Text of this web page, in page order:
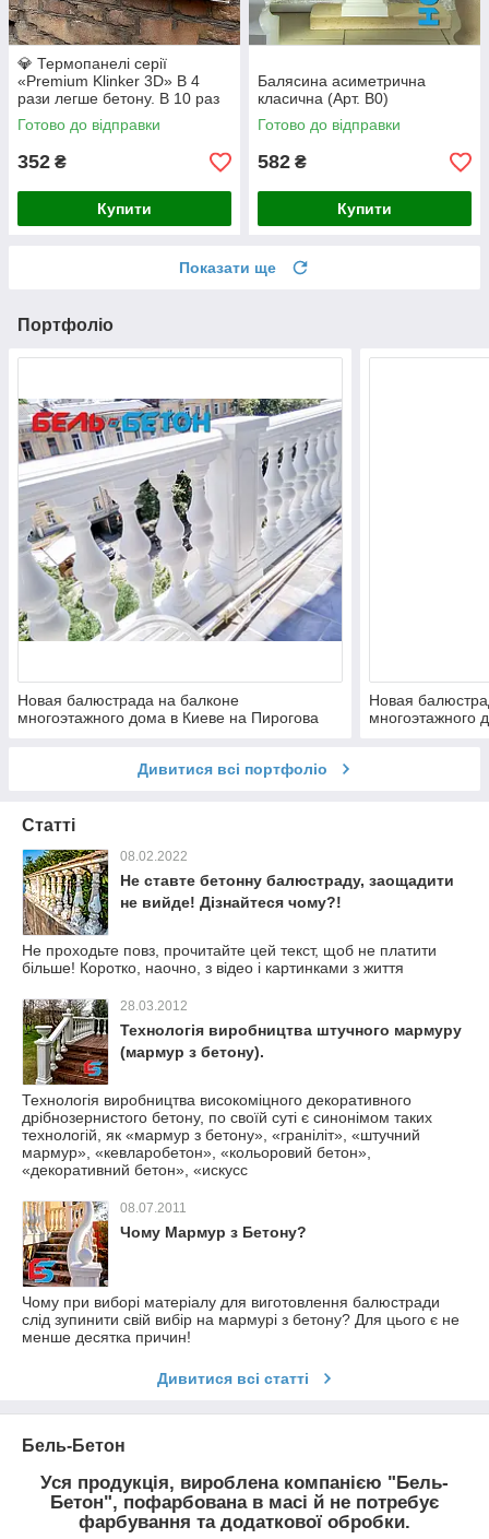
💎 Термопанелі серії
«Premium Klinker 3D» В 4
рази легше бетону. В 10 раз
надійніше плитки на клею.
(Repose Gray/White)
Готово до відправки
352 ₴
Купити
Балясина асиметрична
класична (Арт. B0)
Готово до відправки
582 ₴
Купити
Показати ще
Портфоліо
Новая балюстрада на балконе
многоэтажного дома в Киеве на Пирогова
Новая
многоэтажного
Дивитися всі портфоліо
Статті
08.02.2022
Не ставте бетонну балюстраду, заощадити
не вийде! Дізнайтеся чому?!
Не проходьте повз, прочитайте цей текст, щоб не платити
більше! Коротко, наочно, з відео і картинками з життя
28.03.2012
Технологія виробництва штучного мармуру
(мармур з бетону).
Технологія виробництва високоміцного декоративного
дрібнозернистого бетону, по своїй суті є синонімом таких
технологій, як «мармур з бетону», «граніліт», «штучний
мармур», «кевларобетон», «кольоровий бетон»,
«декоративний бетон», «искусс
08.07.2011
Чому Мармур з Бетону?
Чому при виборі матеріалу для виготовлення балюстради
слід зупинити свій вибір на мармурі з бетону? Для цього є не
менше десятка причин!
Дивитися всі статті
Бель-Бетон
Уся продукція, вироблена компанією "Бель-
Бетон", пофарбована в масі й не потребує
фарбування та додаткової обробки.